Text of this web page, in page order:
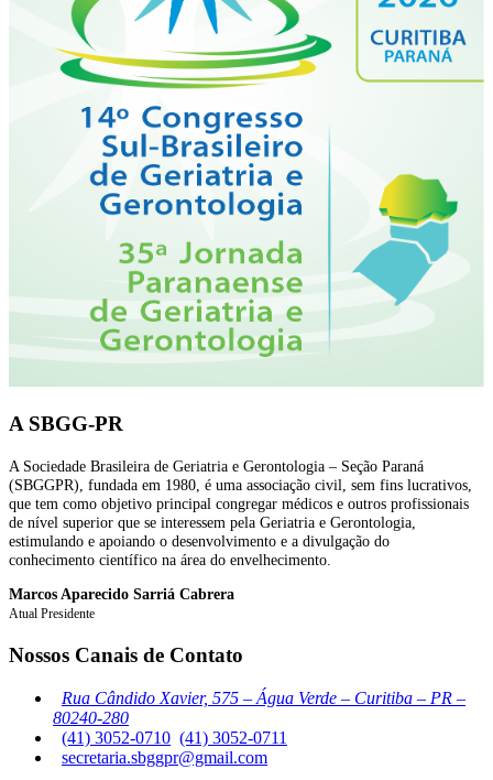
A SBGG-PR
A Sociedade Brasileira de Geriatria e Gerontologia – Seção Paraná
(SBGGPR), fundada em 1980, é uma associação civil, sem fins lucrativos,
que tem como objetivo principal congregar médicos e outros profissionais
de nível superior que se interessem pela Geriatria e Gerontologia,
estimulando e apoiando o desenvolvimento e a divulgação do
conhecimento científico na área do envelhecimento.
Marcos Aparecido Sarriá Cabrera
Atual Presidente
Nossos Canais de Contato
Rua Cândido Xavier, 575 – Água Verde – Curitiba – PR –
80240-280
(41) 3052-0710 (41) 3052-0711
secretaria.sbggpr@gmail.com